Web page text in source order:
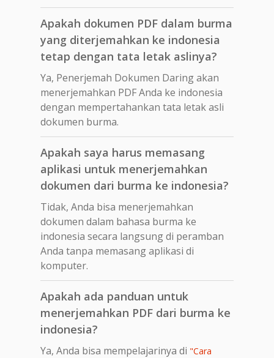
Apakah dokumen PDF dalam burma
yang diterjemahkan ke indonesia
tetap dengan tata letak aslinya?
Ya, Penerjemah Dokumen Daring akan
menerjemahkan PDF Anda ke indonesia
dengan mempertahankan tata letak asli
dokumen burma.
Apakah saya harus memasang
aplikasi untuk menerjemahkan
dokumen dari burma ke indonesia?
Tidak, Anda bisa menerjemahkan
dokumen dalam bahasa burma ke
indonesia secara langsung di peramban
Anda tanpa memasang aplikasi di
komputer.
Apakah ada panduan untuk
menerjemahkan PDF dari burma ke
indonesia?
Ya, Anda bisa mempelajarinya di "Cara